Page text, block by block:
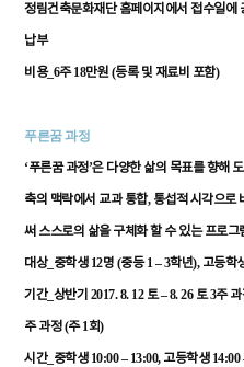
정림건축문화재단 홈페이지에서 접수일에
납부
비용_6주18만원 (등록 및 재료비 포함)
푸른꿈과정
‘푸른꿈 과정’은 다양한 삶의 목표를 향해
축의 맥락에서 교과 통합, 통섭적 시각으로
써 스스로의 삶을 구체화할 수 있는 프로그
대상_ 중학생12명 (중등1 – 3학년), 고등학
기간_ 상반기 2017. 8. 12 토– 8. 26 토3주 과
주 과정(주1회)
시간_ 중학생10:00 – 13:00, 고등학생14:00